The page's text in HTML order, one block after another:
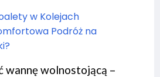
w Kolejach
Podróż na
wannę wolnostojącą –